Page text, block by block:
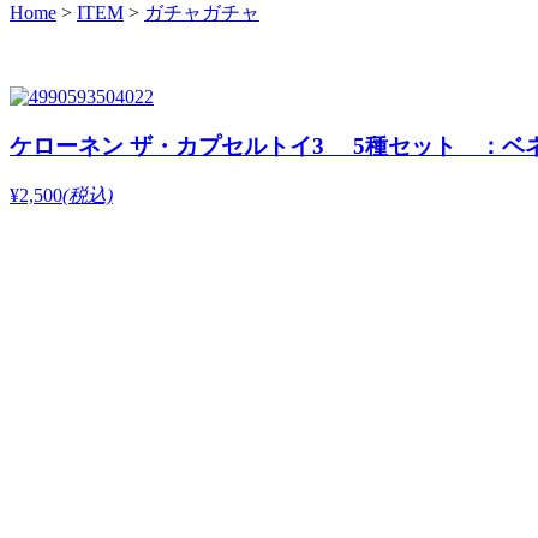
Home > ITEM > ガチャガチャ
ケローネン ザ・カプセルトイ3 5種セット ：ベ
¥2,500(税込)